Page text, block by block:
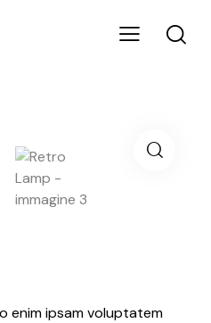
enim ipsam voluptatem